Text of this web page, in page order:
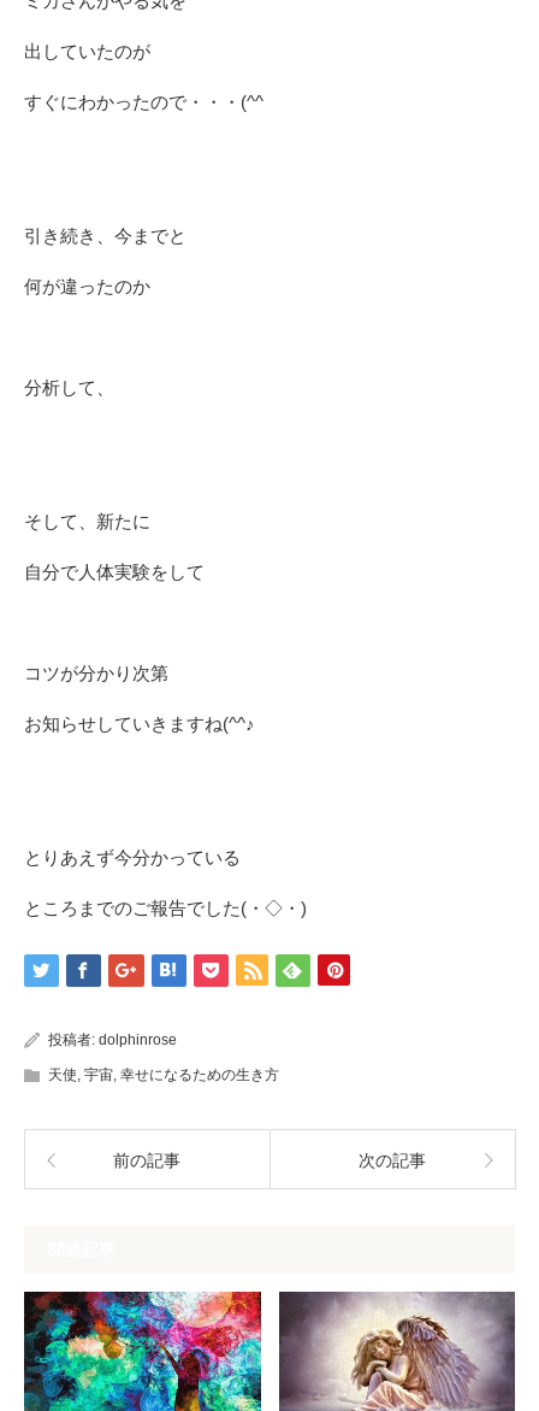
出していたのが
すぐにわかったので・・・(^^ゞ
引き続き、今までと
何が違ったのか
分析して、
そして、新たに
自分で人体実験をして
コツが分かり次第
お知らせしていきますね(^^♪
とりあえず今分かっている
ところまでのご報告でした(・◇・)ゞ
投稿者: dolphinrose
天使, 宇宙, 幸せになるための生き方
前の記事 次の記事